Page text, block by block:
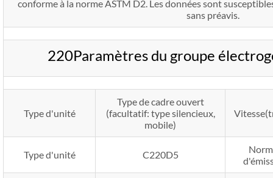
conforme à la norme ASTM D2. Les données sont
sans préavis.
220Paramètres du groupe
Type d'unité
Type de cadre ouvert
(facultatif: type silencieux,
mobile)
Type d'unité C220D5